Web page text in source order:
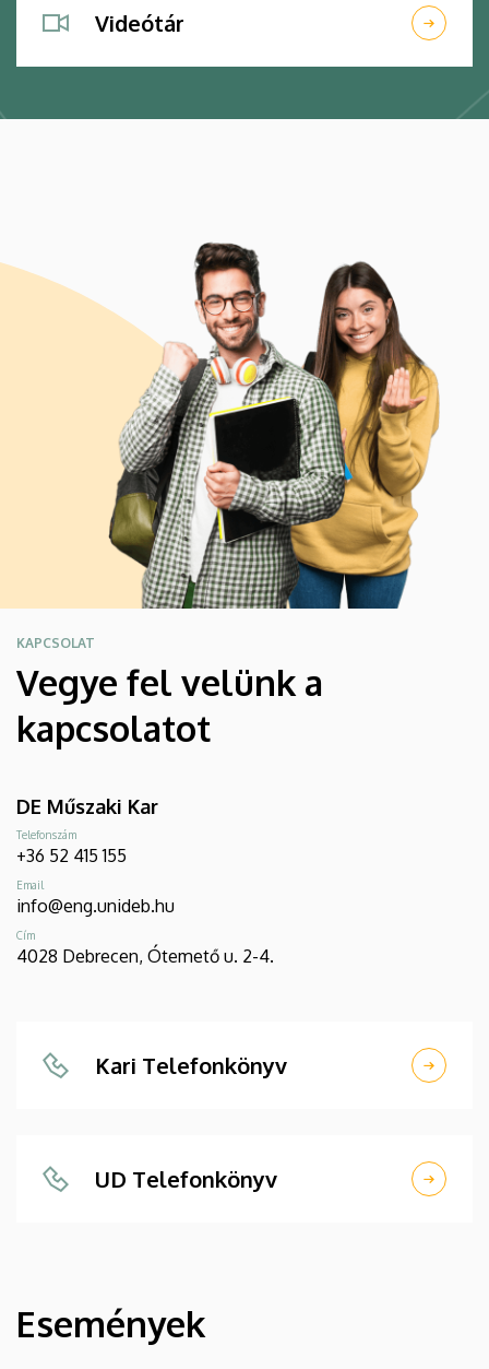
Videótár
KAPCSOLAT
Vegye fel velünk a
kapcsolatot
DE Műszaki Kar
Telefonszám
+36 52 415 155
Email
info@eng.unideb.hu
Cím
4028 Debrecen, Ótemető u. 2-4.
Kari Telefonkönyv
UD Telefonkönyv
Események